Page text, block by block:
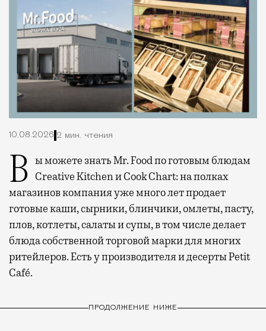
10.08.2026 2 мин. чтения
Вы можете знать Mr. Food по готовым блюдам Creative Kitchen и Cook Chart: на полках
магазинов компания уже много лет продает
готовые каши, сырники, блинчики, омлеты, пасту,
плов, котлеты, салаты и супы, в том числе делает
блюда собственной торговой марки для многих
ритейлеров. Есть у производителя и десерты Petit
Café.
ПРОДОЛЖЕНИЕ НИЖЕ